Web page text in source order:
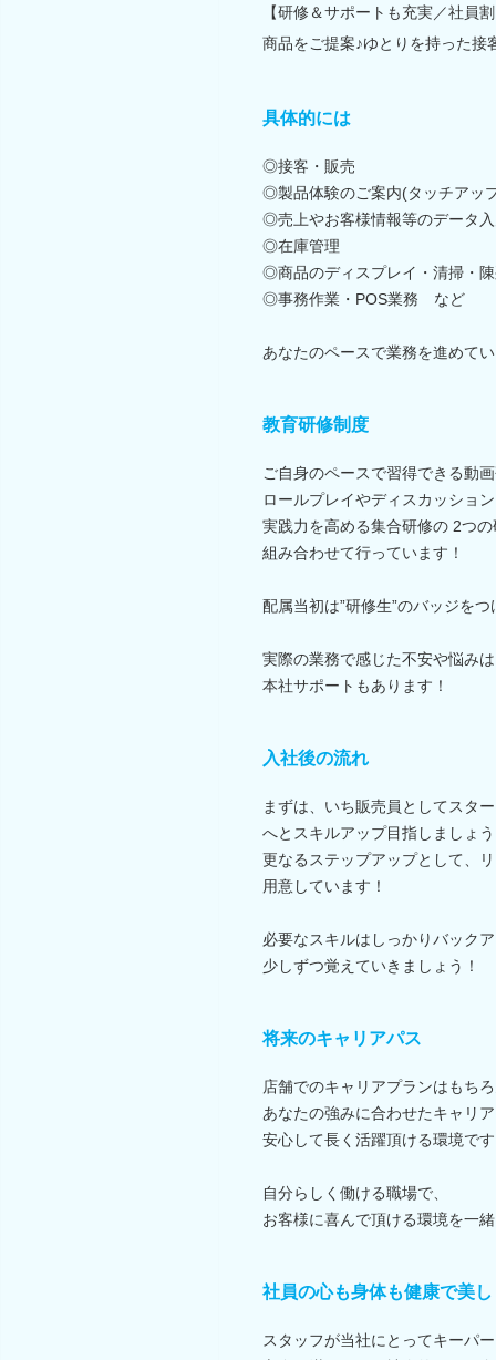
【研修＆サポートも充実／社員
商品をご提案♪ゆとりを持った
具体的には
◎接客・販売
◎製品体験のご案内(タッチアッ
◎売上やお客様情報等のデータ
◎在庫管理
◎商品のディスプレイ・清掃・
◎事務作業・POS業務 など
あなたのペースで業務を進めて
教育研修制度
ご自身のペースで習得できる動
ロールプレイやディスカッショ
実践力を高める集合研修の 2つ
組み合わせて行っています！
配属当初は”研修生”のバッジを
実際の業務で感じた不安や悩み
本社サポートもあります！
入社後の流れ
まずは、いち販売員としてスタ
へとスキルアップ目指しましょ
更なるステップアップとして、
用意しています！
必要なスキルはしっかりバック
少しずつ覚えていきましょう！
将来のキャリアパス
店舗でのキャリアプランはもち
あなたの強みに合わせたキャリ
安心して長く活躍頂ける環境で
自分らしく働ける職場で、
お客様に喜んで頂ける環境を一
社員の心も身体も健康で
スタッフが当社にとってキーパ